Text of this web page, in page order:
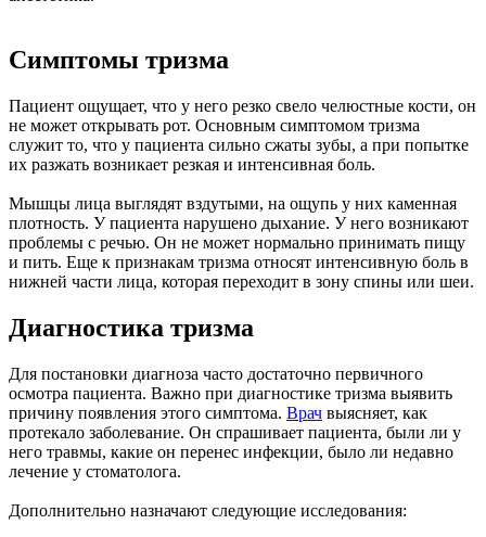
Симптомы тризма
Пациент ощущает, что у него резко свело челюстные кости, он
не может открывать рот. Основным симптомом тризма
служит то, что у пациента сильно сжаты зубы, а при попытке
их разжать возникает резкая и интенсивная боль.
Мышцы лица выглядят вздутыми, на ощупь у них каменная
плотность. У пациента нарушено дыхание. У него возникают
проблемы с речью. Он не может нормально принимать пищу
и пить. Еще к признакам тризма относят интенсивную боль в
нижней части лица, которая переходит в зону спины или шеи.
Диагностика тризма
Для постановки диагноза часто достаточно первичного
осмотра пациента. Важно при диагностике тризма выявить
причину появления этого симптома. Врач выясняет, как
протекало заболевание. Он спрашивает пациента, были ли у
него травмы, какие он перенес инфекции, было ли недавно
лечение у стоматолога.
Дополнительно назначают следующие исследования: